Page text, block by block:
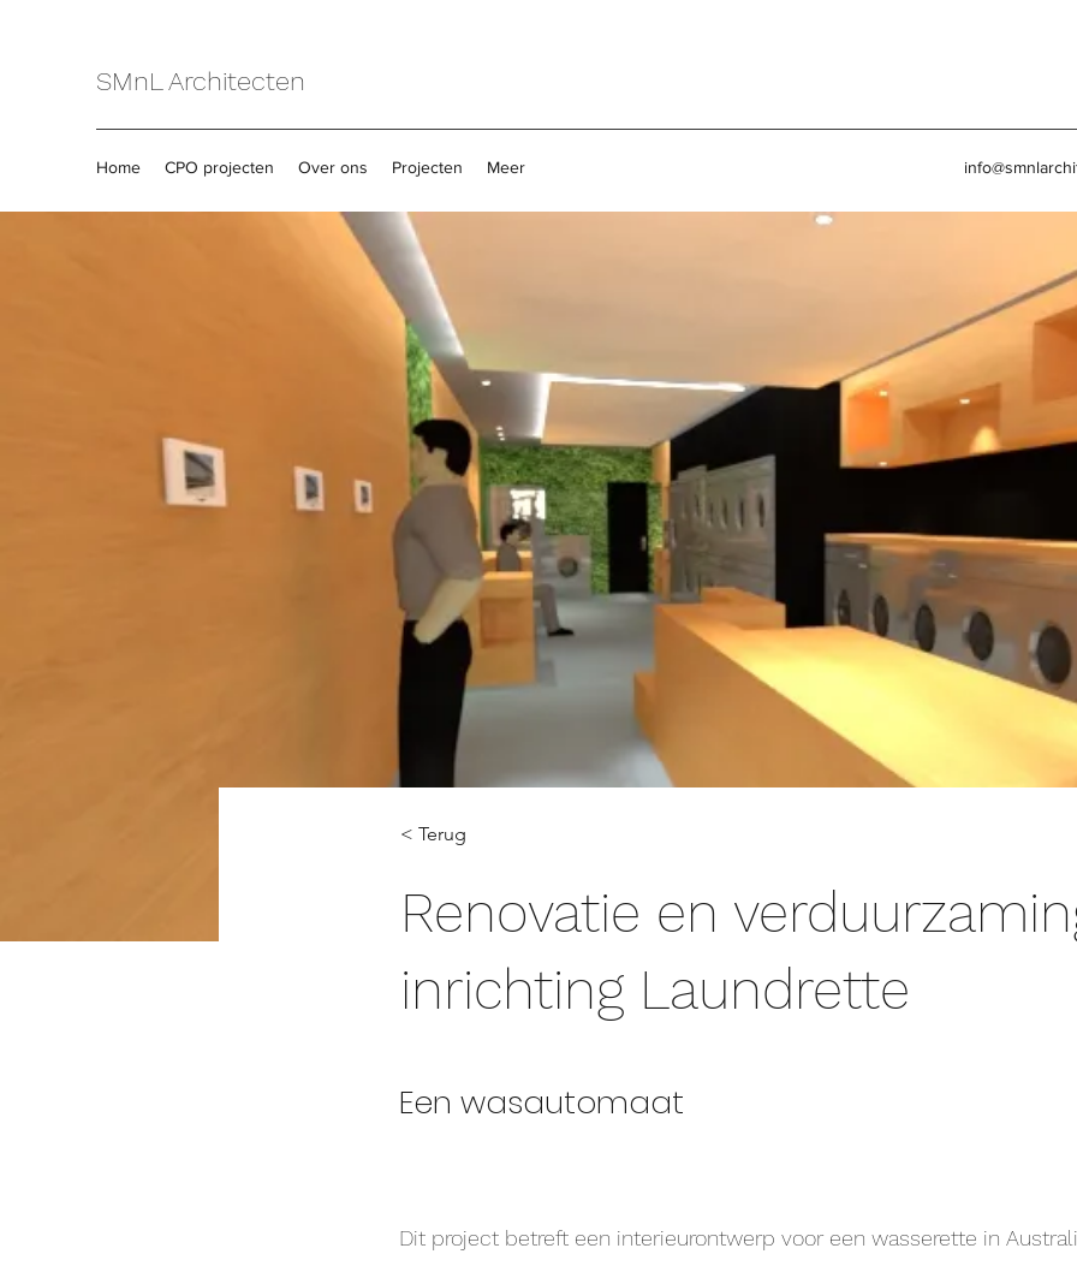
SMnL Architecten
Home CPO projecten Over ons Projecten Meer
< Terug
Renovatie en
inrichting Laundrette
Een wasautomaat
Dit project betreft een interieurontwerp voor een wasserette in